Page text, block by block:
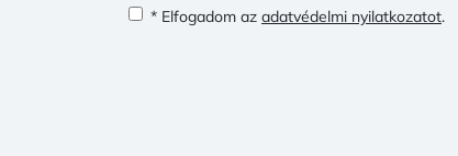
* Elfogadom az adatvédelmi nyilatkozatot.